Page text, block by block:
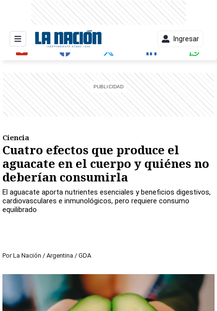
Ingresar
Ciencia
Cuatro efectos que produce el
aguacate en el cuerpo y quiénes no
deberían consumirla
El aguacate aporta nutrientes esenciales y beneficios digestivos,
cardiovasculares e inmunológicos, pero requiere consumo
equilibrado
Por La Nación / Argentina / GDA